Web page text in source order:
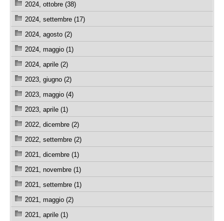
2024, ottobre (38)
2024, settembre (17)
2024, agosto (2)
2024, maggio (1)
2024, aprile (2)
2023, giugno (2)
2023, maggio (4)
2023, aprile (1)
2022, dicembre (2)
2022, settembre (2)
2021, dicembre (1)
2021, novembre (1)
2021, settembre (1)
2021, maggio (2)
2021, aprile (1)